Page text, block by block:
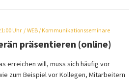
Uhr WEB / Kommunikationsseminare
präsentieren (online)
erreichen will, muss sich häufig vor
zum Beispiel vor Kollegen, Mitarbeitern